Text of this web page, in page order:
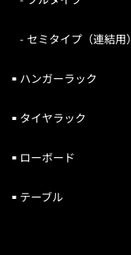
セミタイプ（連結用）
ハンガーラック
タイヤラック
ローボード
テーブル